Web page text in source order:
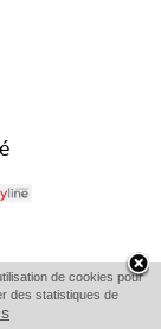
de cookies pour
des statistiques de